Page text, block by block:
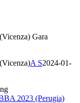
Gara
A S2024-01-
2023 (Perugia)